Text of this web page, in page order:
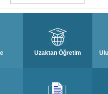
Uzaktan Öğretim